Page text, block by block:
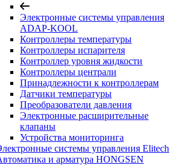
Электронные системы управления
ADAP-KOOL
Контроллеры температуры
Контроллеры испарителя
Контроллер уровня жидкости
Контроллеры централи
Принадлежности к контроллерам
Датчики температуры
Преобразователи давления
Электронные расширительные
клапаны
Устройства мониторинга
системы управления Elitech
и арматура HONGSEN